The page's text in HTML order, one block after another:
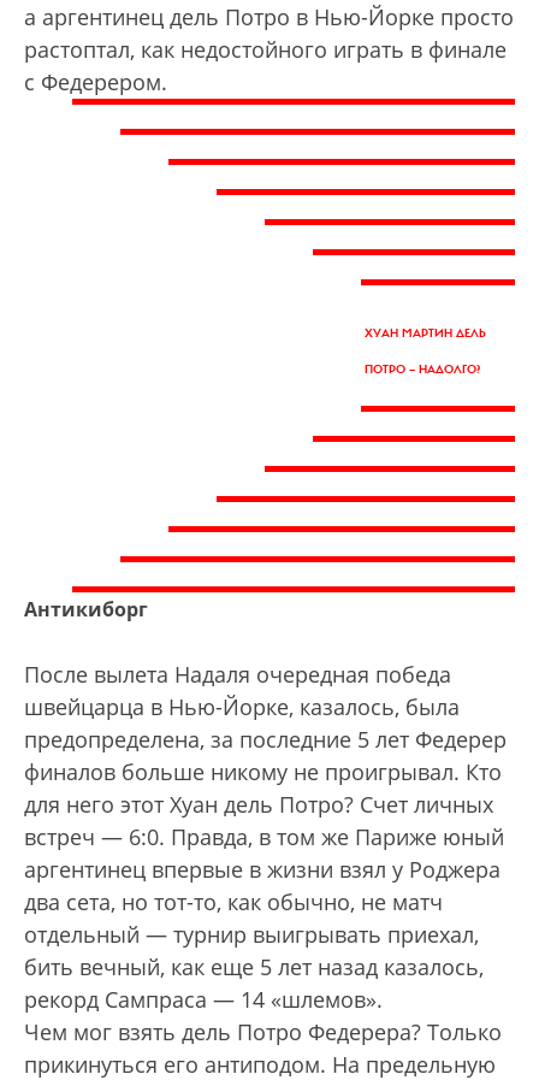
а аргентинец дель Потро в Нью-Йорке просто
растоптал, как недос­тойного играть в финале
с Федерером.
ХУАН МАРТИН ДЕЛЬ
ПОТРО — НАДОЛГО?
Антикиборг
После вылета Надаля очередная победа
швейцарца в Нью-Йорке, казалось, была
предопределена, за последние 5 лет Федерер
финалов больше никому не проигрывал. Кто
для него этот Хуан дель Потро? Счет личных
встреч — 6:0. Правда, в том же Париже юный
аргентинец впервые в жизни взял у Роджера
два сета, но тот-то, как обычно, не матч
отдельный — турнир выигрывать приехал,
бить вечный, как еще 5 лет назад казалось,
рекорд Сампраса — 14 «шлемов».
Чем мог взять дель Потро Федерера? Только
прикинуться его антиподом. На предельную